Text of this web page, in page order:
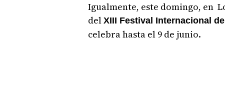
Igualmente, este domingo, en
del XIII Festival Internacional
celebra hasta el 9 de junio.